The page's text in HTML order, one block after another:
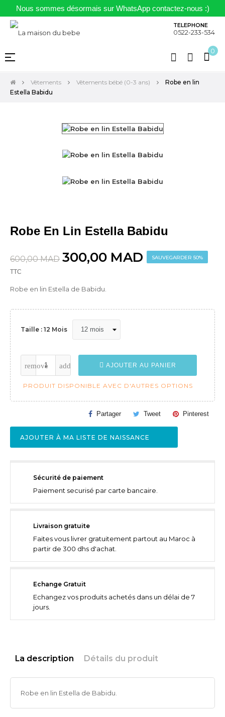
Nous sommes désormais sur WhatsApp contactez-nous :)
TELEPHONE
0522-233-534
0
Basculer
navigation
☰
Vêtements Vêtements bébé (0-3 ans)
Robe en lin
Estella Babidu
Robe En Lin Estella Babidu
600,00 MAD 300,00 MAD SAUVEGARDER 50%
TTC
Robe en lin Estella de Babidu.
Taille : 12 Mois
AJOUTER AU PANIER
PRODUIT DISPONIBLE AVEC D'AUTRES OPTIONS
Partager Tweet Pinterest
AJOUTER À MA LISTE DE NAISSANCE
Sécurité de paiement
Paiement securisé par carte bancaire.
Livraison gratuite
Faites vous livrer gratuitement partout au Maroc à
partir de 300 dhs d'achat.
Echange Gratuit
Echangez vos produits achetés dans un délai de 7
jours.
La description Détails du produit
Robe en lin Estella de Babidu.